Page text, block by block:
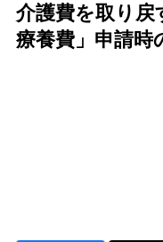
介護費を取り戻
療養費」申請時